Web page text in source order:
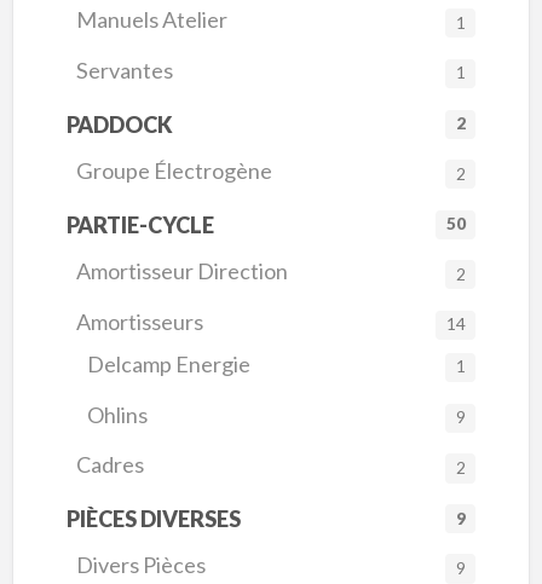
Manuels Atelier 1
Servantes 1
PADDOCK 2
Groupe Électrogène 2
PARTIE-CYCLE 50
Amortisseur Direction 2
Amortisseurs 14
Delcamp Energie 1
Ohlins 9
Cadres 2
PIÈCES DIVERSES 9
Divers Pièces 9